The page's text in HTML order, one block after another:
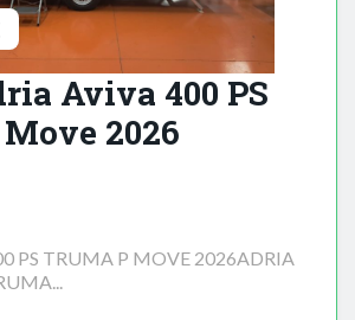
Aviva 400 PS
2026
PS TRUMA P MOVE 2026ADRIA